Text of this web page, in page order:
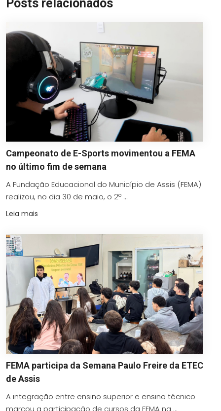
Posts relacionados
Campeonato de E-Sports movimentou a FEMA
no último fim de semana
A Fundação Educacional do Município de Assis (FEMA)
realizou, no dia 30 de maio, o 2º ...
Leia mais
FEMA participa da Semana Paulo Freire da ETEC
de Assis
A integração entre ensino superior e ensino técnico
marcou a participação de cursos da FEMA na ...